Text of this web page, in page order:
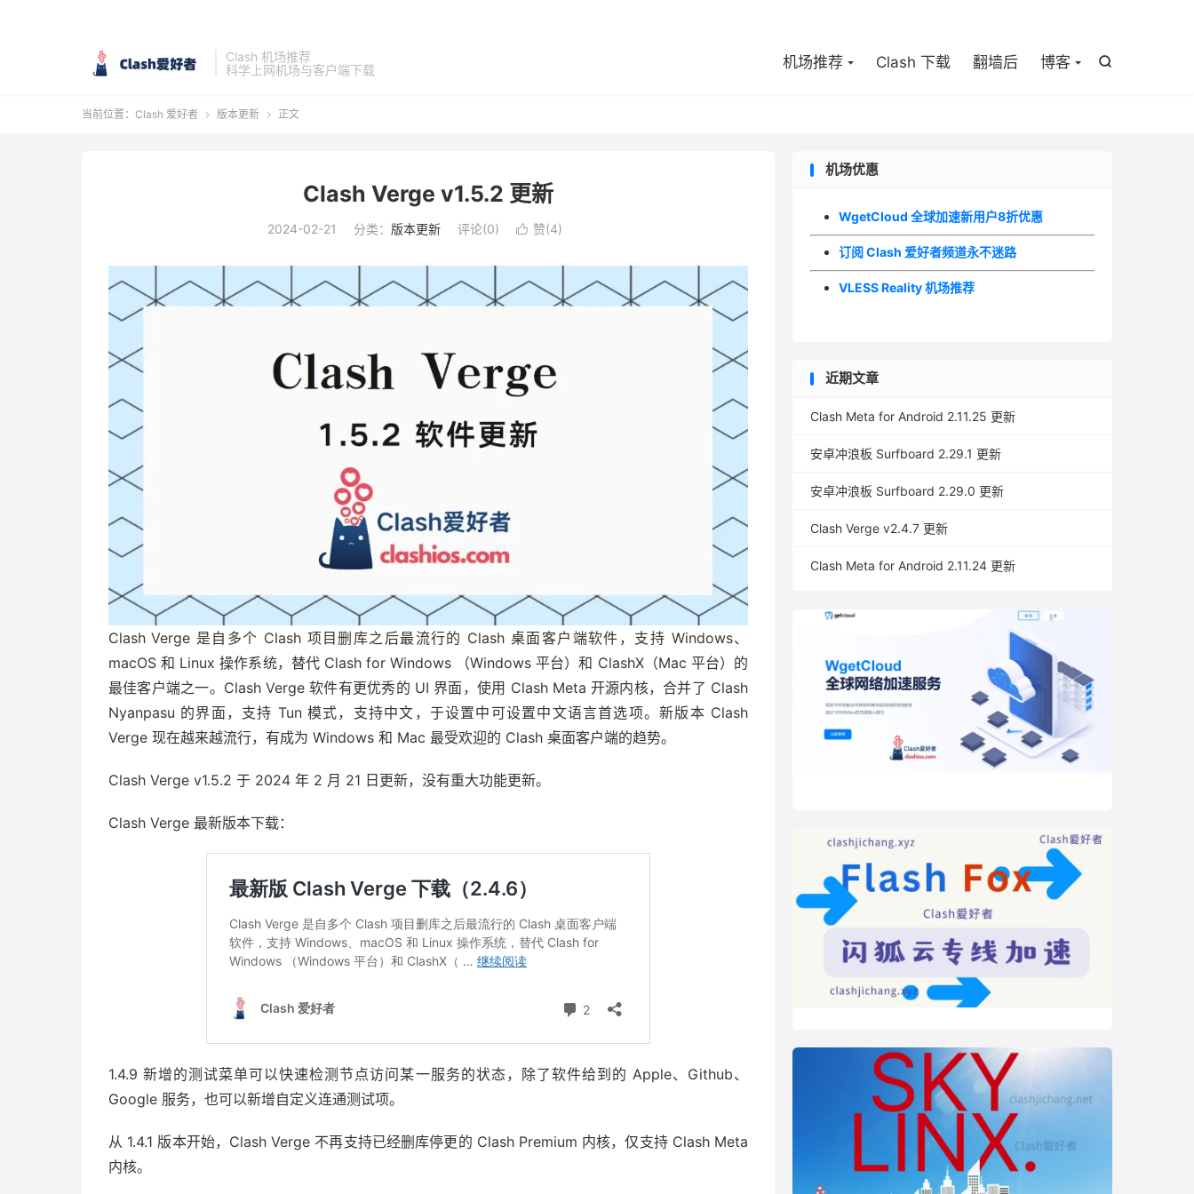
Clash 机场推荐
科学上网机场与客户端下载

机场推荐 Clash 下载 翻墙后 博客
当前位置： Clash 爱好者  版本更新  正文
Clash Verge v1.5.2 更新
2024-02-21 分类： 版本更新 评论(0)  赞(4)
Clash Verge 是自多个 Clash 项目删库之后最流行的 Clash 桌面客户端软件，支持 Windows、
macOS 和 Linux 操作系统，替代 Clash for Windows （Windows 平台）和 ClashX（Mac 平台）的
最佳客户端之一。Clash Verge 软件有更优秀的 UI 界面，使用 Clash Meta 开源内核，合并了 Clash
Nyanpasu 的界面，支持 Tun 模式，支持中文，于设置中可设置中文语言首选项。新版本 Clash
Verge 现在越来越流行，有成为 Windows 和 Mac 最受欢迎的 Clash 桌面客户端的趋势。
Clash Verge v1.5.2 于 2024 年 2 月 21 日更新，没有重大功能更新。
Clash Verge 最新版本下载：
1.4.9 新增的测试菜单可以快速检测节点访问某一服务的状态，除了软件给到的 Apple、Github、
Google 服务，也可以新增自定义连通测试项。
从 1.4.1 版本开始，Clash Verge 不再支持已经删库停更的 Clash Premium 内核，仅支持 Clash Meta
内核。
机场优惠
WgetCloud 全球加速新用户8折优惠
订阅 Clash 爱好者频道永不迷路
VLESS Reality 机场推荐
近期文章
Clash Meta for Android 2.11.25 更新
安卓冲浪板 Surfboard 2.29.1 更新
安卓冲浪板 Surfboard 2.29.0 更新
Clash Verge v2.4.7 更新
Clash Meta for Android 2.11.24 更新